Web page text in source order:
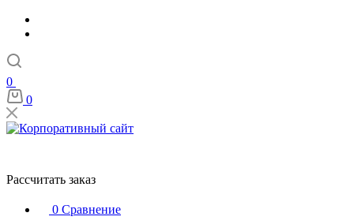
0
0
Рассчитать заказ
0 Сравнение